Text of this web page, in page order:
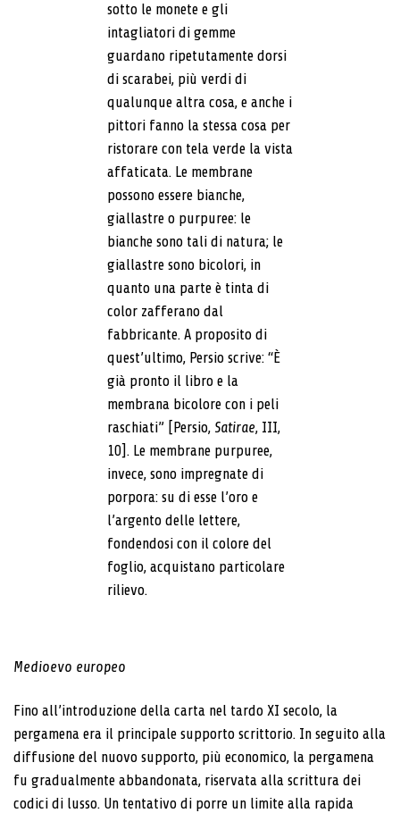
sotto le monete e gli
intagliatori di gemme
guardano ripetutamente dorsi
di scarabei, più verdi di
qualunque altra cosa, e anche i
pittori fanno la stessa cosa per
ristorare con tela verde la vista
affaticata. Le membrane
possono essere bianche,
giallastre o purpuree: le
bianche sono tali di natura; le
giallastre sono bicolori, in
quanto una parte è tinta di
color zafferano dal
fabbricante. A proposito di
quest’ultimo, Persio scrive: “È
già pronto il libro e la
membrana bicolore con i peli
raschiati” [Persio, Satirae, III,
10]. Le membrane purpuree,
invece, sono impregnate di
porpora: su di esse l’oro e
l’argento delle lettere,
fondendosi con il colore del
foglio, acquistano particolare
rilievo.
Medioevo europeo
Fino all’introduzione della carta nel tardo XI secolo, la
pergamena era il principale supporto scrittorio. In seguito alla
diffusione del nuovo supporto, più economico, la pergamena
fu gradualmente abbandonata, riservata alla scrittura dei
codici di lusso. Un tentativo di porre un limite alla rapida